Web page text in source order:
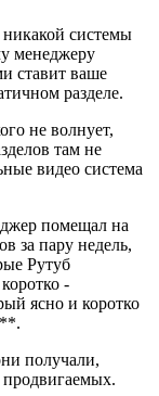
системы
менеджеру
ставит ваше
разделе.
не волнует,
там не
видео система
помещал на
за пару недель,
Рутуб
-
ясно и коротко
получали,